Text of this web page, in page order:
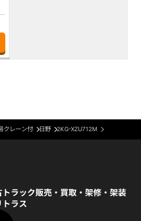
クレーン付 日野 2KG-XZU712M
トラック販売・買取・架修・架装
トラス